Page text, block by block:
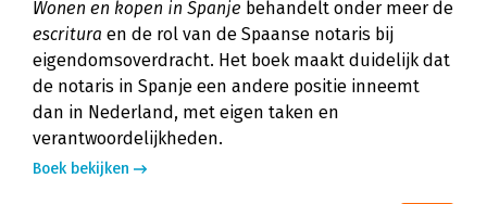
Wonen en kopen in Spanje behandelt onder meer de
escritura en de rol van de Spaanse notaris bij
eigendomsoverdracht. Het boek maakt duidelijk dat
de notaris in Spanje een andere positie inneemt
dan in Nederland, met eigen taken en
verantwoordelijkheden.
Boek bekijken